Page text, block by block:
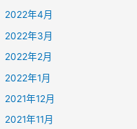
2022年4月
2022年3月
2022年2月
2022年1月
2021年12月
2021年11月